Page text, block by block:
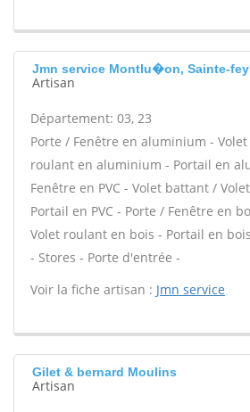
Jmn service Montlu�on, Sainte-
Artisan
Département: 03, 23
Porte / Fenêtre en aluminium -
roulant en aluminium - Portail en
Fenêtre en PVC - Volet battant /
Portail en PVC - Porte / Fenêtre en
Volet roulant en bois - Portail en
- Stores - Porte d'entrée -
Voir la fiche artisan : Jmn service
Gilet & bernard Moulins
Artisan